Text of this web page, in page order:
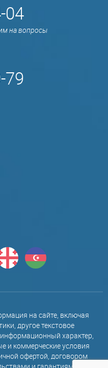
04
на вопросы
79
на сайте, включая
другое текстовое
характер,
и коммерческие условия
офертой, договором